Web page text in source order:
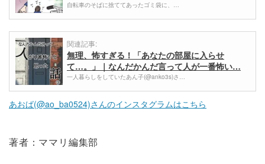
自転車のそばに捨ててあったゴミ袋に、…
関連記事:
無理、怖すぎる！「あなたの部屋に入らせ
て…。」｜なんだかんだ言って人が一番怖い…
一人暮らしをしていたあん子(@anko3s)さ…
あおば(@ao_ba0524)さんのインスタグラムはこちら
著者：ママリ編集部